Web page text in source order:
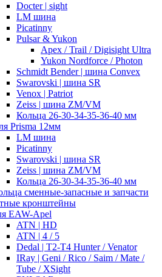
Docter | sight
LM шина
Picatinny
Pulsar & Yukon
Apex / Trail / Digisight Ultra
Yukon Nordforce / Photon
Schmidt Bender | шина Convex
Swarovski | шина SR
Venox | Patriot
Zeiss | шина ZM/VM
Кольца 26-30-34-35-36-40 мм
Prisma 12мм
LM шина
Picatinny
Swarovski | шина SR
Zeiss | шина ZM/VM
Кольца 26-30-34-35-36-40 мм
сменные-запасные и запчасти
кронштейны
EAW-Apel
ATN | HD
ATN | 4 / 5
Dedal | T2-T4 Hunter / Venator
IRay | Geni / Rico / Saim / Mate /
Tube / XSight